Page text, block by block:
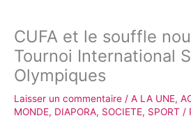
CUFA et le souffle
Tournoi International
Olympiques
Laisser un commentaire / A LA UNE,
MONDE, DIAPORA, SOCIETE, SPORT /